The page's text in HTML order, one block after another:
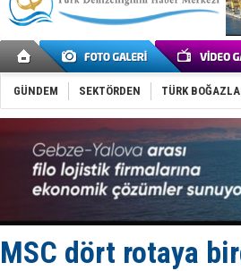
GÜNDEM SEKTÖRDEN TÜRK
MSC dört rotaya